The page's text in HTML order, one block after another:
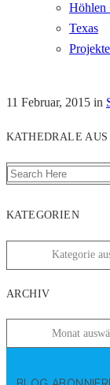
Höhlen
Texas
Projekte
11 Februar, 2015 in
KATHEDRALE
KATEGORIEN
ARCHIV